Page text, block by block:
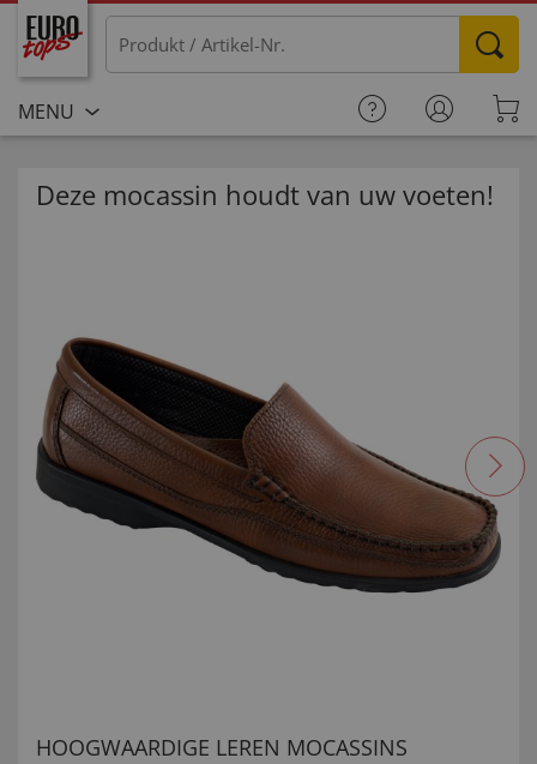
MENU
Deze mocassin houdt van uw voeten!
HOOGWAARDIGE LEREN MOCASSINS